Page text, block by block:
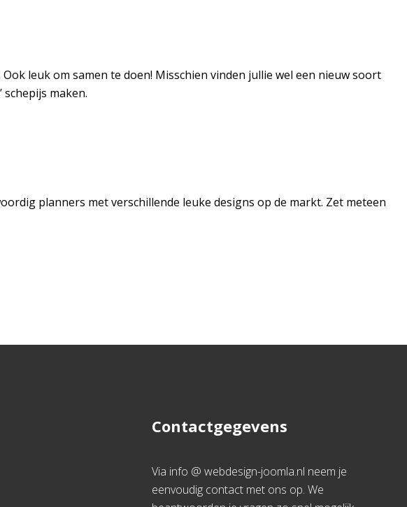
leuk om samen te doen! Misschien vinden jullie wel een nieuw soort
maken.
planners met verschillende leuke designs op de markt. Zet meteen
Contactgegevens
Via info @ webdesign-joomla.nl neem je
eenvoudig contact met ons op. We